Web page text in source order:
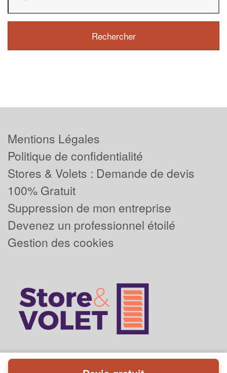
Mentions Légales
Politique de confidentialité
Stores & Volets : Demande de devis
100% Gratuit
Suppression de mon entreprise
Devenez un professionnel étoilé
Gestion des cookies